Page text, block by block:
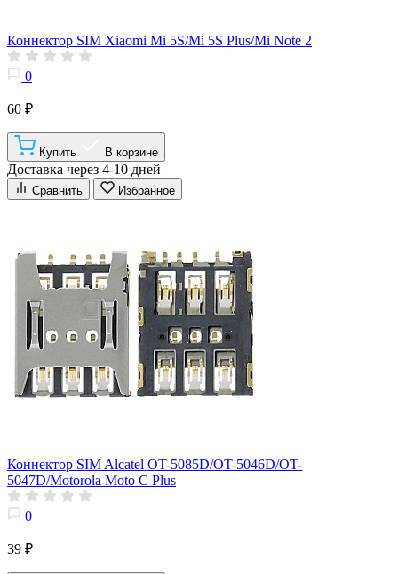
Коннектор SIM Xiaomi Mi 5S/Mi 5S Plus/Mi Note 2
0
60 ₽
Купить В корзине
Доставка через 4-10 дней
Сравнить Избранное
Коннектор SIM Alcatel OT-5085D/OT-5046D/OT-
5047D/Motorola Moto C Plus
0
39 ₽